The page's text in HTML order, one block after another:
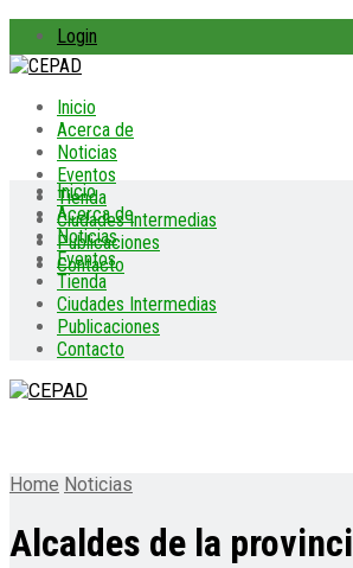
Login
Inicio
Acerca de
Noticias
Eventos
Tienda
Ciudades Intermedias
Publicaciones
Contacto
Inicio
Acerca de
Noticias
Eventos
Tienda
Ciudades Intermedias
Publicaciones
Contacto
Home Noticias
Alcaldes de la